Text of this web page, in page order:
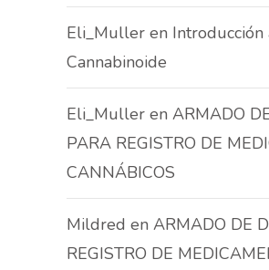
Eli_Mulleren Introducción
Cannabinoide
Eli_Mulleren ARMADO
PARA REGISTRO DE
CANNÁBICOS
Mildred en ARMADO DE
REGISTRO DE